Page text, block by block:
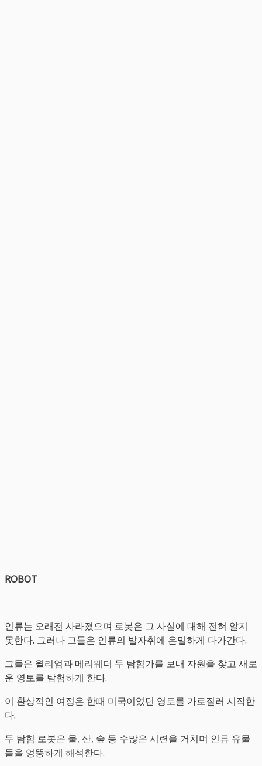
ROBOT
인류는 오래전 사라졌으며 로봇은 그 사실에 대해 전혀 알지
못한다. 그러나 그들은 인류의 발자취에 은밀하게 다가간다.
그들은 윌리엄과 메리웨더 두 탐험가를 보내 자원을 찾고 새로
운 영토를 탐험하게 한다.
이 환상적인 여정은 한때 미국이었던 영토를 가로질러 시작한
다.
두 탐험 로봇은 물, 산, 숲 등 수많은 시련을 거치며 인류 유물
들을 엉뚱하게 해석한다.